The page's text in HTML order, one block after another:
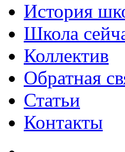
История
Школа
Коллектив
Обратная
Статьи
Контакты